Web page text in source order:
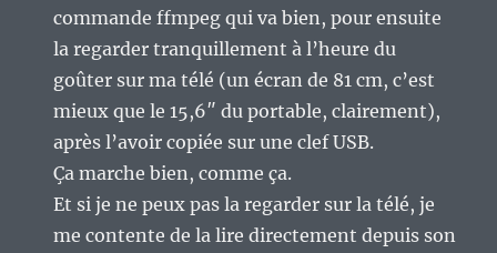
commande ffmpeg qui va bien, pour ensuite
la regarder tranquillement à l’heure du
goûter sur ma télé (un écran de 81 cm, c’est
mieux que le 15,6″ du portable, clairement),
après l’avoir copiée sur une clef USB.
Ça marche bien, comme ça.
Et si je ne peux pas la regarder sur la télé, je
me contente de la lire directement depuis son